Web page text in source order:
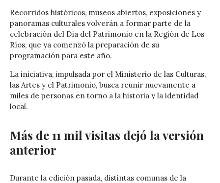
Recorridos históricos, museos abiertos, exposiciones y
panoramas culturales volverán a formar parte de la
celebración del Día del Patrimonio en la Región de Los
Ríos, que ya comenzó la preparación de su
programación para este año.
La iniciativa, impulsada por el Ministerio de las Culturas,
las Artes y el Patrimonio, busca reunir nuevamente a
miles de personas en torno a la historia y la identidad
local.
Más de 11 mil visitas dejó la versión
anterior
Durante la edición pasada, distintas comunas de la